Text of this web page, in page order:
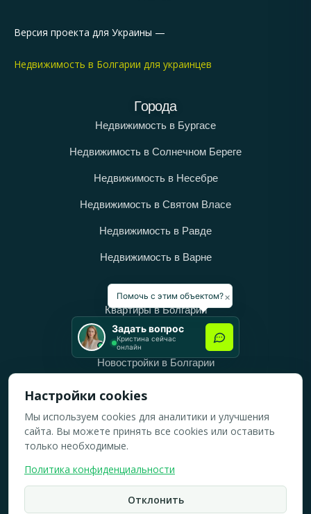
Версия проекта для Украины —
Недвижимость в Болгарии для украинцев
Города
Недвижимость в Бургасе
Недвижимость в Солнечном Береге
Недвижимость в Несебре
Недвижимость в Святом Власе
Недвижимость в Равде
Недвижимость в Варне
Категории
Квартиры в Болгарии
Дома в Болгарии
Новостройки в Болгарии
Вторичное жильё в Болгарии
Рабочее время
ПН-ПТ: 10:00 — 18:00
ВС: Выходной
2019-2026 © Все права защищены.
×
Помочь с этим объектом?
Задать вопрос
Кристина сейчас
онлайн
Настройки cookies
Мы используем cookies для аналитики и улучшения
сайта. Вы можете принять все cookies или оставить
только необходимые.
Политика конфиденциальности
Отклонить